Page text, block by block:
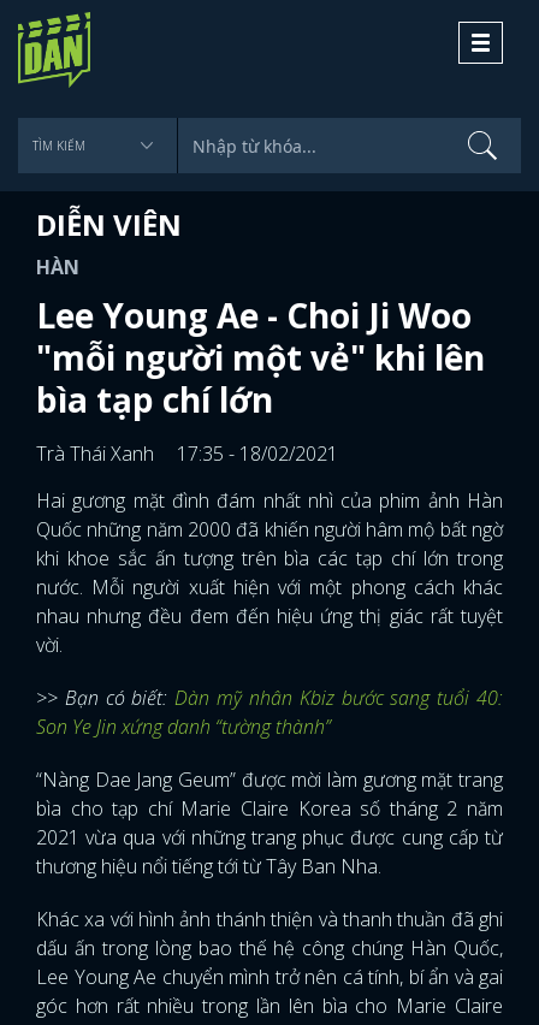
Toggle
DIỄN VIÊN
HÀN
Lee Young Ae - Choi Ji Woo
"mỗi người một vẻ" khi lên
bìa tạp chí lớn
Trà Thái Xanh
17:35 - 18/02/2021
Hai gương mặt đình đám nhất nhì của phim ảnh Hàn
Quốc những năm 2000 đã khiến người hâm mộ bất ngờ
khi khoe sắc ấn tượng trên bìa các tạp chí lớn trong
nước. Mỗi người xuất hiện với một phong cách khác
nhau nhưng đều đem đến hiệu ứng thị giác rất tuyệt
vời.
>> Bạn có biết:Dàn mỹ nhân Kbiz bước sang tuổi 40:
Son Ye Jin xứng danh “tường thành”
“Nàng Dae Jang Geum” được mời làm gương mặt trang
bìa cho tạp chí Marie Claire Korea số tháng 2 năm
2021 vừa qua với những trang phục được cung cấp từ
thương hiệu nổi tiếng tới từ Tây Ban Nha.
Khác xa với hình ảnh thánh thiện và thanh thuần đã ghi
dấu ấn trong lòng bao thế hệ công chúng Hàn Quốc,
Lee Young Ae chuyển mình trở nên cá tính, bí ẩn và gai
góc hơn rất nhiều trong lần lên bìa cho Marie Claire